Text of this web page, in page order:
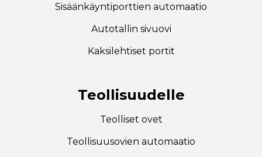
Sisäänkäyntiporttien automaatio
Autotallin sivuovi
Kaksilehtiset portit
Teollisuudelle
Teolliset ovet
Teollisuusovien automaatio